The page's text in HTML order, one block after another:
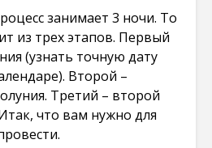
занимает 3 ночи. То
из трех этапов. Первый
(узнать точную дату
Второй –
Третий – второй
что вам нужно для